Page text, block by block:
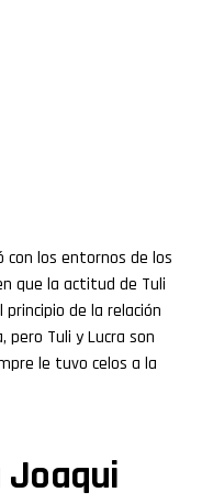
los entornos de los
que la actitud de Tuli
de la relación
pero Tuli y Lucra son
le tuvo celos a la
Joaqui